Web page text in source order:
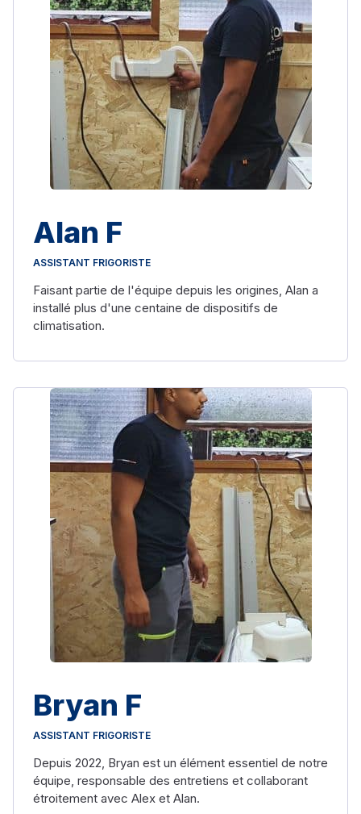
Alan F
ASSISTANT FRIGORISTE
Faisant partie de l'équipe depuis les origines, Alan a
installé plus d'une centaine de dispositifs de
climatisation.
Bryan F
ASSISTANT FRIGORISTE
Depuis 2022, Bryan est un élément essentiel de notre
équipe, responsable des entretiens et collaborant
étroitement avec Alex et Alan.